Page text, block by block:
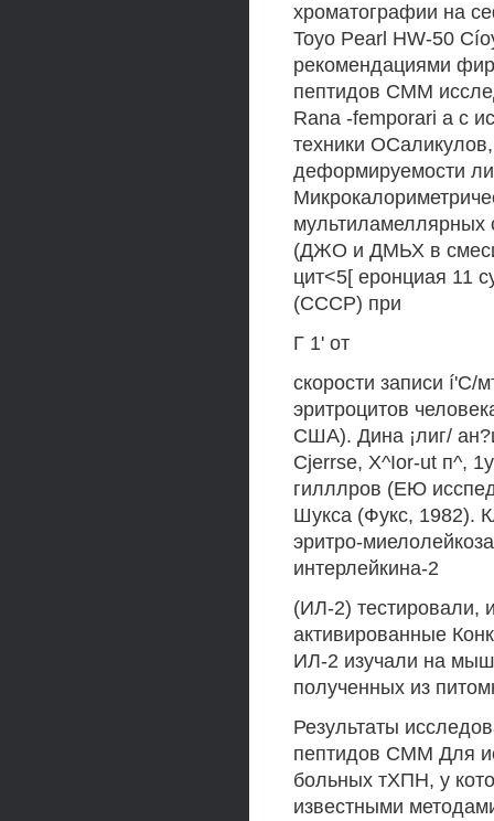
хроматографии на
Toyo Pearl HW-50
рекомендациями
пептидов СММ
Rana -femporari а с
техники
деформируемости
мультиламеллярных
(ДЖО и ДМЬХ в
цит<5[ еронциая 11
(СССР) при
Г 1' от
скорости записи í'C/
эритроцитов
США). Дина ¡лиг/
Cjerrse, X^Ior-ut п^,
гилллров (ЕЮ
Шукса (Фукс, 1982).
эритро-
интерлейкина-2
(ИЛ-2) тестировали,
активированные
ИЛ-2 изучали на
полученных из
Результаты
пептидов СММ Для
больных тХПН, у
известными